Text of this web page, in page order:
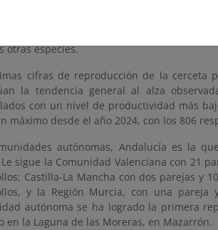
el riesgo de extinción de la especie,
3.000 hectáreas de humedales, hábitat
otras especies.
cifras de reproducción de la cerceta
la tendencia general al alza
con un nivel de productividad más
máximo desde el año 2024, con los 806
autónomas, Andalucía es la
sigue la Comunidad Valenciana con 21
Castilla-La Mancha con dos parejas y
y la Región Murcia, con una pareja
autónoma se ha logrado la primera
en la Laguna de las Moreras, en Mazarrón.